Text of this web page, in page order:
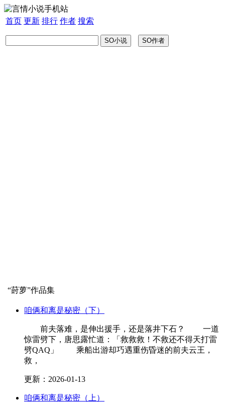
首页 更新 排行 作者 搜索
“莳萝”作品集
咱俩和离是秘密（下）
前夫落难，是伸出援手，还是落井下石？ 一道
惊雷劈下，唐思露忙道：「救救救！不救还不得天打雷
劈QAQ」 乘船出游却巧遇重伤昏迷的前夫云王，
救，
更新：2026-01-13
咱俩和离是秘密（上）